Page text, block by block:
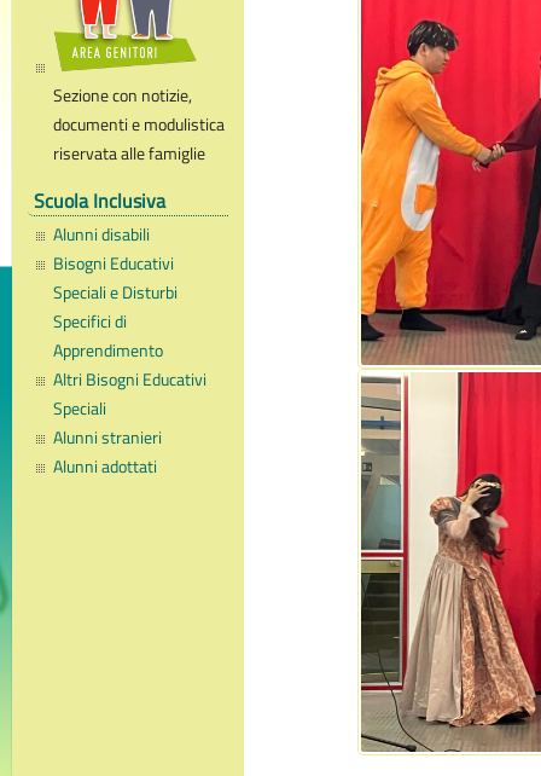
Sezione con notizie,
documenti e modulistica
riservata alle famiglie
Scuola Inclusiva
Alunni disabili
Bisogni Educativi
Speciali e Disturbi
Specifici di
Apprendimento
Altri Bisogni Educativi
Speciali
Alunni stranieri
Alunni adottati